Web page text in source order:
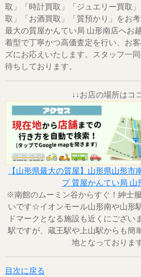
取」「時計買取」「ジュエリー買取
取」「お酒買取」「質預かり」をお
最大の質屋かんてい局 山形南店へお
着型で丁寧かつ高価査定を行い、お
ズにお応えいたします。スタッフ一
待ちしております。
↓↓お店の場所はコ
【山形県最大の質屋】山形県山形市
プ 質屋かんてい局 山
※南館のムーミン谷からすぐ！紳士
いです☆イオンモール山形南や山形
ドマークとなる施設も近くにござい
駅ですが、蔵王駅や上山駅からも簡
地となっておりま
目次に戻る